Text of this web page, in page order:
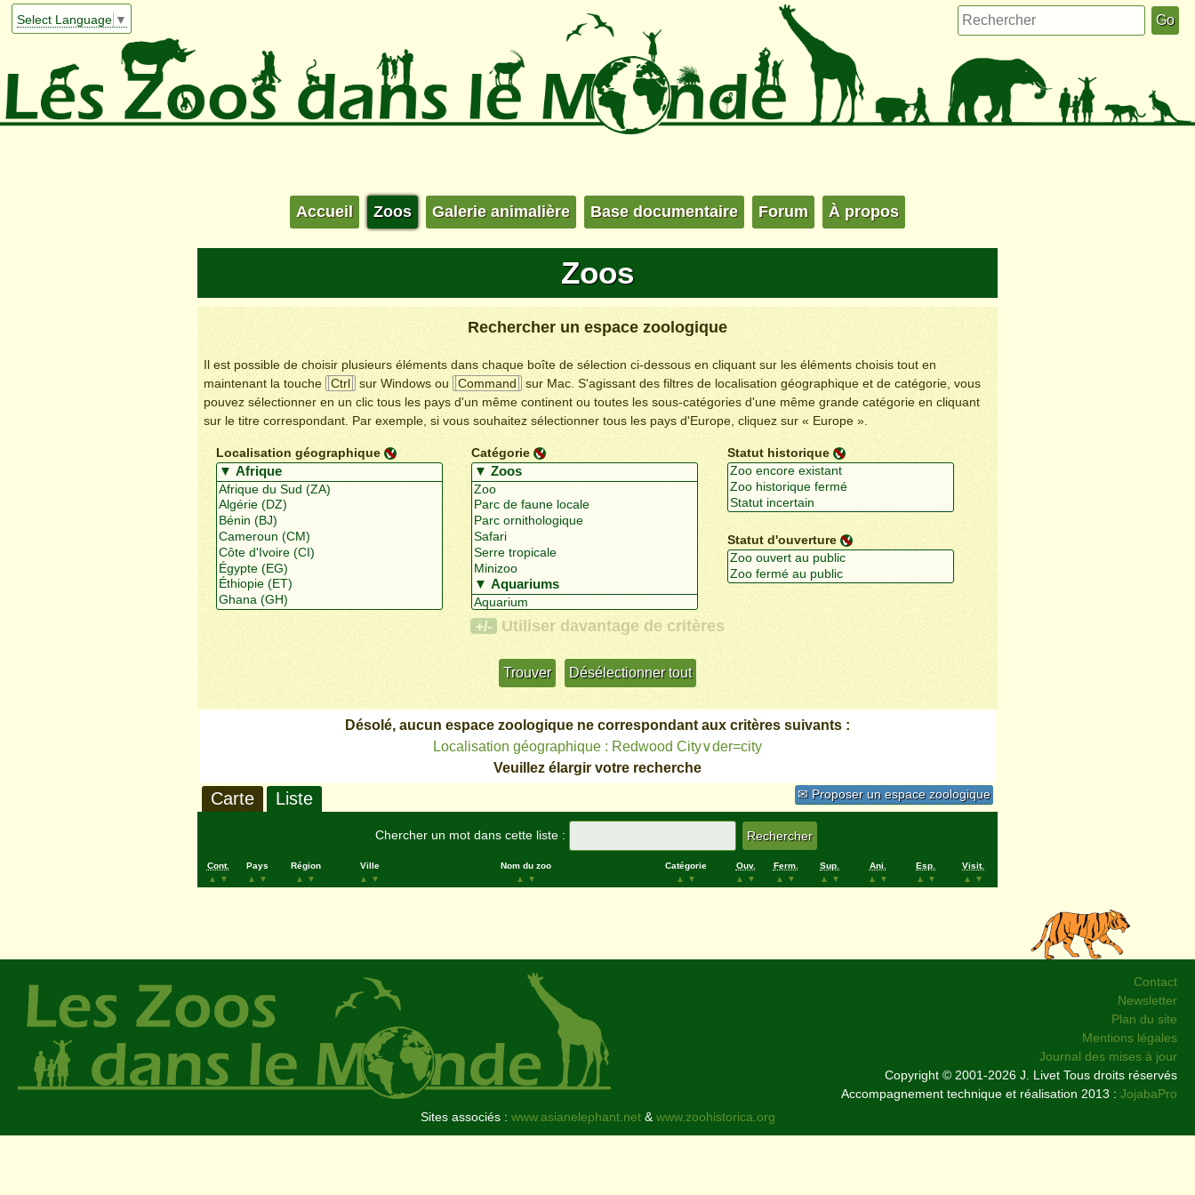
Select Language ▼
Accueil Zoos Galerie animalière Base documentaire Forum À propos
Zoos
Rechercher un espace zoologique
Il est possible de choisir plusieurs éléments dans chaque boîte de sélection ci-dessous en cliquant sur les éléments choisis tout en
maintenant la touche
Ctrl sur Windows ou Command
sur Mac. S'agissant des filtres de localisation géographique et de catégorie, vous
pouvez sélectionner en un clic tous les pays d'un même continent ou toutes les sous-catégories d'une même grande catégorie en cliquant
sur le titre correspondant. Par exemple, si vous souhaitez sélectionner tous les pays d'Europe, cliquez sur « Europe ».
Localisation géographique Catégorie Statut historique
Statut d'ouverture
+/- Utiliser davantage de critères
Désolé, aucun espace zoologique ne correspondant aux critères suivants :
Localisation géographique : Redwood City∨der=city
Veuillez élargir votre recherche
✉ Proposer un espace zoologique
Carte Liste
Chercher un mot dans cette liste :
Cont.
▲
▼
Pays
▲
▼
Région
▲
▼
Ville
▲
▼
Nom du zoo
▲
▼
Catégorie
▲
▼
Ouv.
▲
▼
Ferm.
▲
▼
Sup.
▲
▼
Ani.
▲
▼
Esp.
▲
▼
Visit.
▲
▼
Contact
Newsletter
Plan du site
Mentions légales
Journal des mises à jour
Copyright © 2001-2026 J. Livet Tous droits réservés
Accompagnement technique et réalisation 2013 : JojabaPro
Sites associés : www.asianelephant.net&www.zoohistorica.org